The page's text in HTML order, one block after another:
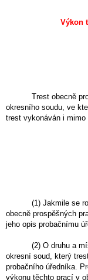
Výkon
Trest obecně
okresního soudu, ve
trest vykonáván i mimo
(1) Jakmile se
obecně prospěšných
jeho opis probačnímu
(2) O druhu a
okresní soud, který
probačního úředníka.
výkonu těchto prací v